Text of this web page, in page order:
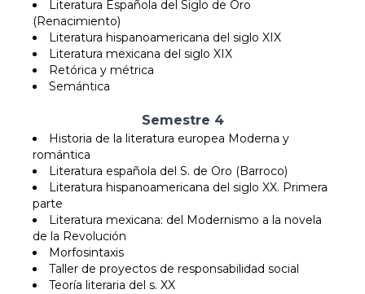
Literatura Española del Siglo de Oro
(Renacimiento)
Literatura hispanoamericana del siglo XIX
Literatura mexicana del siglo XIX
Retórica y métrica
Semántica
Semestre 4
Historia de la literatura europea Moderna y
romántica
Literatura española del S. de Oro (Barroco)
Literatura hispanoamericana del siglo XX. Primera
parte
Literatura mexicana: del Modernismo a la novela
de la Revolución
Morfosintaxis
Taller de proyectos de responsabilidad social
Teoría literaria del s. XX